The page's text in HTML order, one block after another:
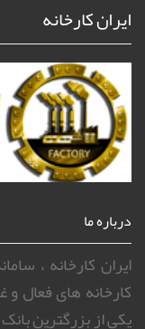
ایران کارخانه
درباره ما
ایران کارخانه ،
کارخانه های فعال و
یکی از بزرگترین